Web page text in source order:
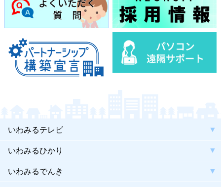
いわみるテレビ
いわみるひかり
いわみるでんき